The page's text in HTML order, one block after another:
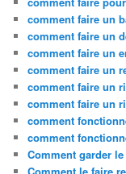
comment faire un
comment faire un
comment faire un
comment faire un
comment faire un
comment faire un
comment
comment
Comment garder